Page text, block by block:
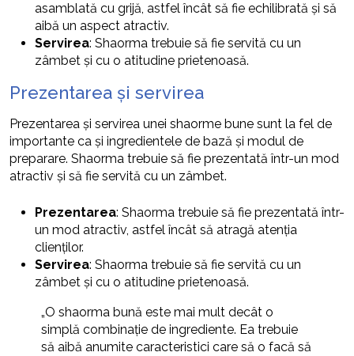
asamblată cu grijă, astfel încât să fie echilibrată și să
aibă un aspect atractiv.
Servirea: Shaorma trebuie să fie servită cu un
zâmbet și cu o atitudine prietenoasă.
Prezentarea și servirea
Prezentarea și servirea unei shaorme bune sunt la fel de
importante ca și ingredientele de bază și modul de
preparare. Shaorma trebuie să fie prezentată într-un mod
atractiv și să fie servită cu un zâmbet.
Prezentarea: Shaorma trebuie să fie prezentată într-
un mod atractiv, astfel încât să atragă atenția
clienților.
Servirea: Shaorma trebuie să fie servită cu un
zâmbet și cu o atitudine prietenoasă.
„O shaorma bună este mai mult decât o
simplă combinație de ingrediente. Ea trebuie
să aibă anumite caracteristici care să o facă să